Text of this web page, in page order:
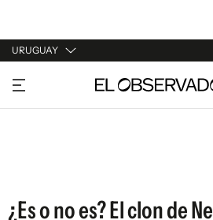
URUGUAY
URUGUAY
ARGENTINA
¿Es o no es? El clon de